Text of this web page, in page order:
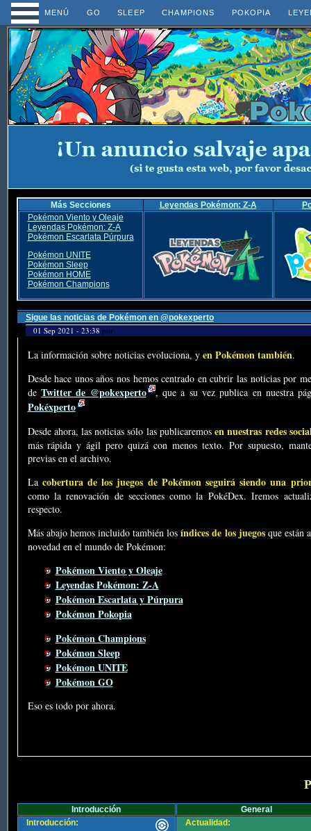
MENÚ GO SLEEP CHAMPIONS POKOPIA
Más Secciones Leyendas Pokémon: Z-A
Pokémon Viento y Oleaje
Leyendas Pokémon: Z-A
Pokémon Escarlata Púrpura
Pokémon UNITE
Pokémon Sleep
Pokémon HOME
Pokémon Champions
Sigue las noticias de Pokémon en @pokexperto
01 Sep 2021 - 23:38 por
La información sobre noticias evoluciona, y en Pokémon también.
Desde hace unos años nos hemos centrado en cubrir las noticias por
de Twitter de @pokexperto , que a su vez publica en nuestra
Pokéxperto
Desde ahora, las noticias sólo las publicaremosen nuestras redes
más rápida y ágil pero quizá con menos texto. Por supuesto,
previas en el archivo.
La cobertura de los juegos de Pokémon seguirá siendo una
como la renovación de secciones como la PokéDex. Iremos
respecto.
Más abajo hemos incluido también losíndices de los juegosque están
novedad en el mundo de Pokémon:
Pokémon Viento y Oleaje
Leyendas Pokémon: Z-A
Pokémon Escarlata y Púrpura
Pokémon Pokopia
Pokémon Champions
Pokémon Sleep
Pokémon UNITE
Pokémon GO
Eso es todo por ahora.
Introducción
General
Introducción:
Actualidad: